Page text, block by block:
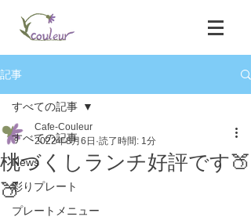
記事
すべての記事
News
彩りプレート
プレートメニュー
すべての記事
桃づくしランチ好評です🍑
🍑
Cafe-Couleur
2022年8月6日 読了時間: 1分